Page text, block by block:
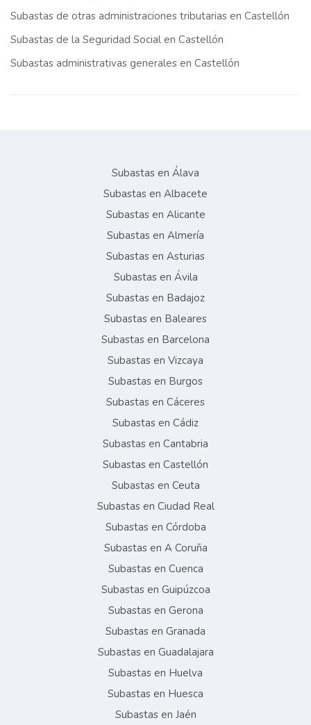
Subastas de otras administraciones tributarias en Castellón
Subastas de la Seguridad Social en Castellón
Subastas administrativas generales en Castellón
Subastas en Álava
Subastas en Albacete
Subastas en Alicante
Subastas en Almería
Subastas en Asturias
Subastas en Ávila
Subastas en Badajoz
Subastas en Baleares
Subastas en Barcelona
Subastas en Vizcaya
Subastas en Burgos
Subastas en Cáceres
Subastas en Cádiz
Subastas en Cantabria
Subastas en Castellón
Subastas en Ceuta
Subastas en Ciudad Real
Subastas en Córdoba
Subastas en A Coruña
Subastas en Cuenca
Subastas en Guipúzcoa
Subastas en Gerona
Subastas en Granada
Subastas en Guadalajara
Subastas en Huelva
Subastas en Huesca
Subastas en Jaén